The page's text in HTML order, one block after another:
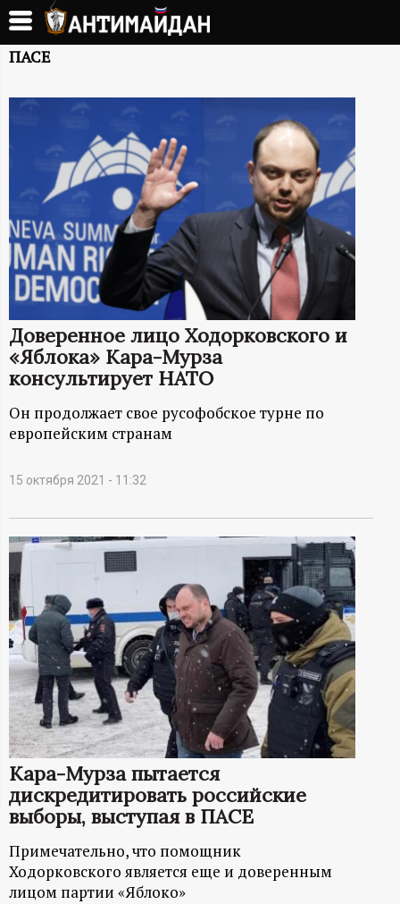
Перейти
основному
А
Н
Т
И
М
А
Й
Д
А
Н
-
и
н
ф
о
р
м
а
ц
и
ПАСЕ
Доверенное лицо Ходорковского и
«Яблока» Кара-Мурза
консультирует НАТО
Он продолжает свое русофобское турне по
европейским странам
15 октября 2021 - 11:32
Кара-Мурза пытается
дискредитировать российские
выборы, выступая в ПАСЕ
Примечательно, что помощник
Ходорковского является еще и доверенным
лицом партии «Яблоко»